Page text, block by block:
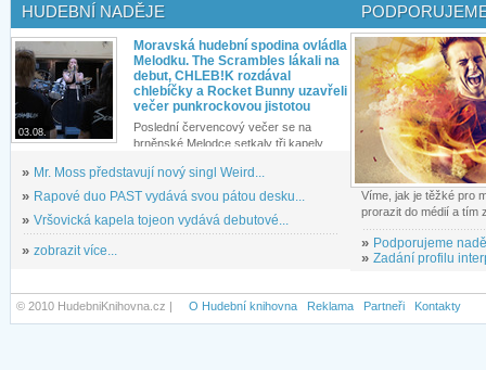
HUDEBNÍ NADĚJE
03.08.
Moravská hudební spodina ovládla
Melodku. The Scrambles lákali na
debut, CHLEB!K rozdával
chlebíčky a Rocket Bunny uzavřeli
večer punkrockovou jistotou
Poslední červencový večer se na
brněnské Melodce setkaly tři kapely...
» Mr. Moss představují nový singl Weird...
» Rapové duo PAST vydává svou pátou desku...
» Vršovická kapela tojeon vydává debutové...
» zobrazit více...
Víme, jak je těžké pro
prorazit do médií a tím
» Podporujeme
» Zadání profilu
© 2010 HudebniKnihovna.cz | O Hudební knihovna Reklama Partneři Kontakty